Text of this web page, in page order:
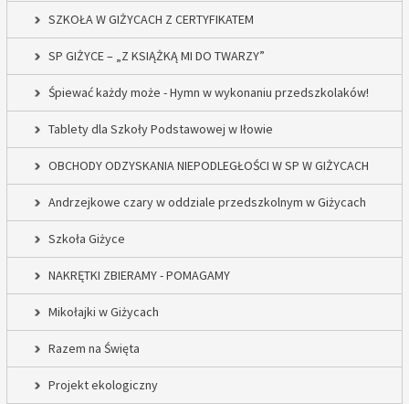
SZKOŁA W GIŻYCACH Z CERTYFIKATEM
SP GIŻYCE – „Z KSIĄŻKĄ MI DO TWARZY”
Śpiewać każdy może - Hymn w wykonaniu przedszkolaków!
Tablety dla Szkoły Podstawowej w Iłowie
OBCHODY ODZYSKANIA NIEPODLEGŁOŚCI W SP W GIŻYCACH
Andrzejkowe czary w oddziale przedszkolnym w Giżycach
Szkoła Giżyce
NAKRĘTKI ZBIERAMY - POMAGAMY
Mikołajki w Giżycach
Razem na Święta
Projekt ekologiczny